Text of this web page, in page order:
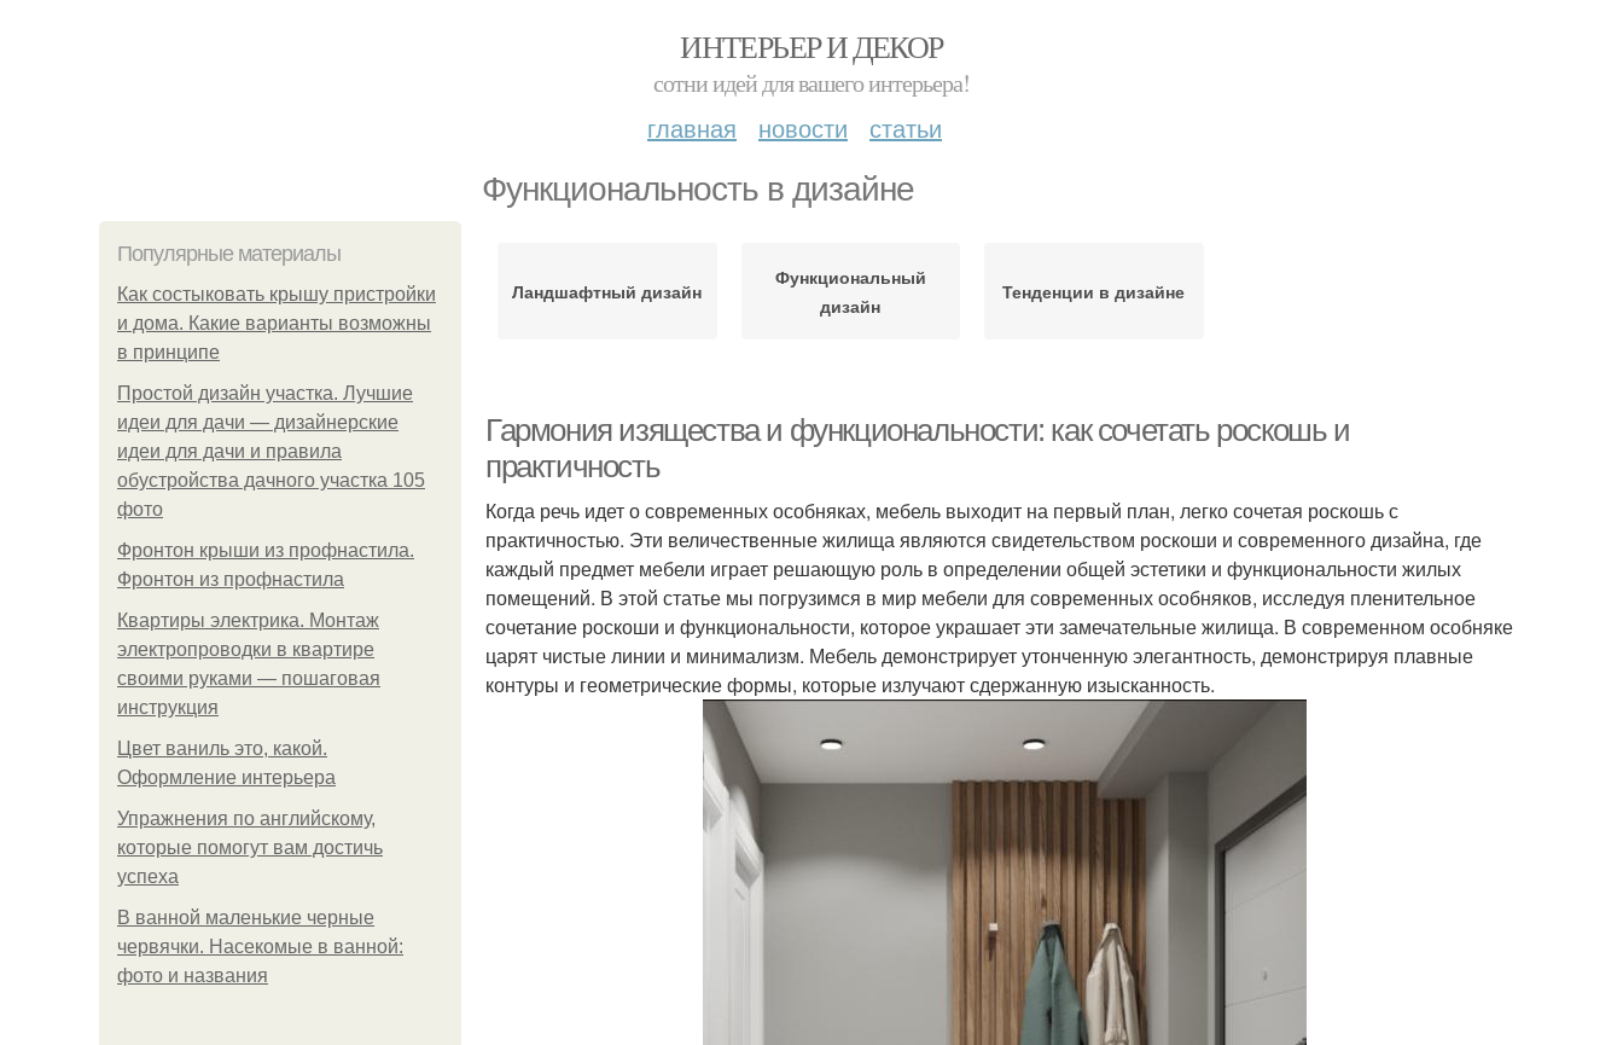
ИНТЕРЬЕР И ДЕКОР
сотни идей для вашего интерьера!
главная новости статьи
Функциональность в дизайне
Популярные материалы
Как состыковать крышу пристройки
и дома. Какие варианты возможны
в принципе
Простой дизайн участка. Лучшие
идеи для дачи — дизайнерские
идеи для дачи и правила
обустройства дачного участка 105
фото
Фронтон крыши из профнастила.
Фронтон из профнастила
Квартиры электрика. Монтаж
электропроводки в квартире
своими руками — пошаговая
инструкция
Цвет ваниль это, какой.
Оформление интерьера
Упражнения по английскому,
которые помогут вам достичь
успеха
В ванной маленькие черные
червячки. Насекомые в ванной:
фото и названия
Ландшафтный дизайн
Функциональный
дизайн
Тенденции в дизайне
Гармония изящества и функциональности: как сочетать роскошь и
практичность
Когда речь идет о современных особняках, мебель выходит на первый план, легко сочетая роскошь с
практичностью. Эти величественные жилища являются свидетельством роскоши и современного дизайна, где
каждый предмет мебели играет решающую роль в определении общей эстетики и функциональности жилых
помещений. В этой статье мы погрузимся в мир мебели для современных особняков, исследуя пленительное
сочетание роскоши и функциональности, которое украшает эти замечательные жилища. В современном особняке
царят чистые линии и минимализм. Мебель демонстрирует утонченную элегантность, демонстрируя плавные
контуры и геометрические формы, которые излучают сдержанную изысканность.